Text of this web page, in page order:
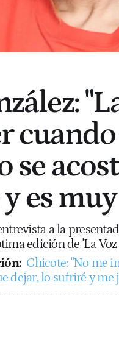
se
es
a la
edición de 'La Voz
Chicote: "No me
dejar, lo sufriré y me